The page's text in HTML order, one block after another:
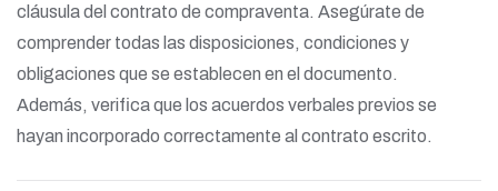
cláusula del contrato de compraventa. Asegúrate de
comprender todas las disposiciones, condiciones y
obligaciones que se establecen en el documento.
Además, verifica que los acuerdos verbales previos se
hayan incorporado correctamente al contrato escrito.